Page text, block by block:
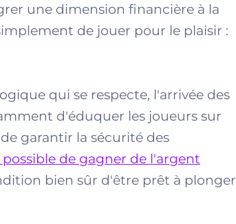
une dimension financière à la
de jouer pour le plaisir :
qui se respecte, l'arrivée des
d'éduquer les joueurs sur
garantir la sécurité des
possible de gagner de l'argent
bien sûr d'être prêt à plonger